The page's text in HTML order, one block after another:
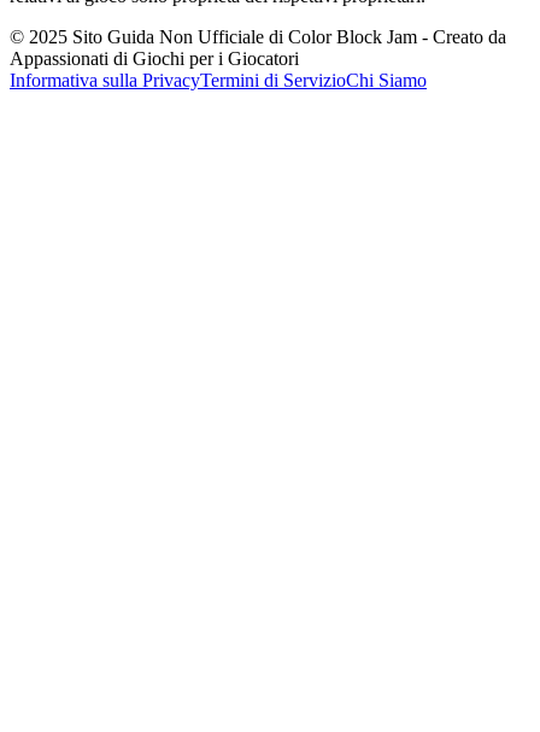
© 2025 Sito Guida Non Ufficiale di Color Block Jam - Creato da
Appassionati di Giochi per i Giocatori
Informativa sulla PrivacyTermini di ServizioChi Siamo